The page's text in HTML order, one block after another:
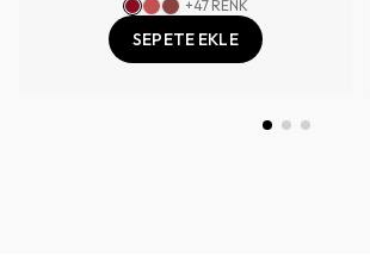
+47 RENK
SEPETE EKLE